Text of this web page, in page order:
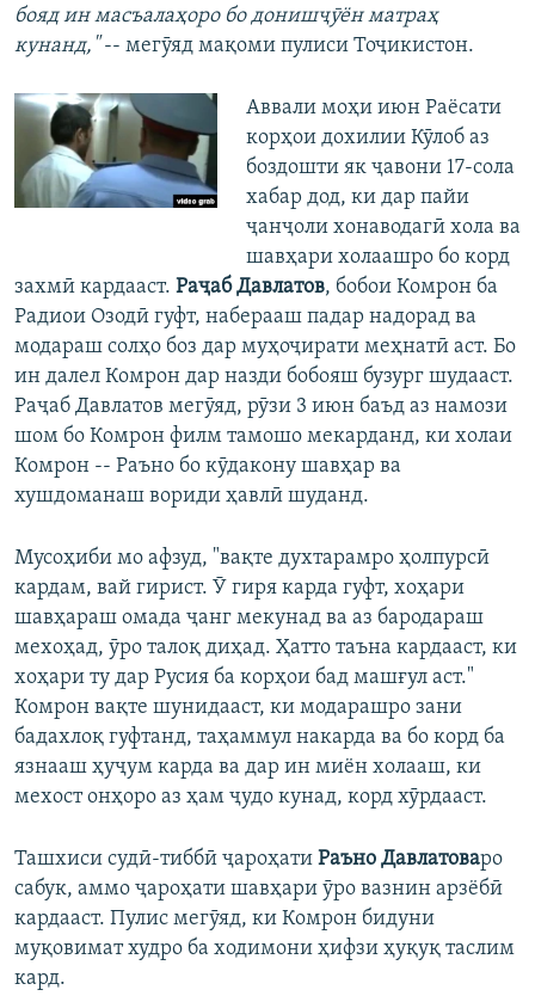
бояд ин масъалаҳоро бо донишҷӯён матраҳ
кунанд,"-- мегӯяд мақоми пулиси Тоҷикистон.
Аввали моҳи июн Раёсати
корҳои дохилии Кӯлоб аз
боздошти як ҷавони 17-сола
хабар дод, ки дар пайи
ҷанҷоли хонаводагӣ хола ва
шавҳари холаашро бо корд
захмӣ кардааст. Раҷаб Давлатов, бобои Комрон ба
Радиои Озодӣ гуфт, наберааш падар надорад ва
модараш солҳо боз дар муҳоҷирати меҳнатӣ аст. Бо
ин далел Комрон дар назди бобояш бузург шудааст.
Раҷаб Давлатов мегӯяд, рӯзи 3 июн баъд аз намози
шом бо Комрон филм тамошо мекарданд, ки холаи
Комрон -- Раъно бо кӯдакону шавҳар ва
хушдоманаш вориди ҳавлӣ шуданд.
Мусоҳиби мо афзуд, "вақте духтарамро ҳолпурсӣ
кардам, вай гирист. Ӯ гиря карда гуфт, хоҳари
шавҳараш омада ҷанг мекунад ва аз бародараш
мехоҳад, ӯро талоқ диҳад. Ҳатто таъна кардааст, ки
хоҳари ту дар Русия ба корҳои бад машғул аст."
Комрон вақте шунидааст, ки модарашро зани
бадахлоқ гуфтанд, таҳаммул накарда ва бо корд ба
язнааш ҳуҷум карда ва дар ин миён холааш, ки
мехост онҳоро аз ҳам ҷудо кунад, корд хӯрдааст.
Ташхиси судӣ-тиббӣ ҷароҳати Раъно Давлатоваро
сабук, аммо ҷароҳати шавҳари ӯро вазнин арзёбӣ
кардааст. Пулис мегӯяд, ки Комрон бидуни
муқовимат худро ба ходимони ҳифзи ҳуқуқ таслим
кард.